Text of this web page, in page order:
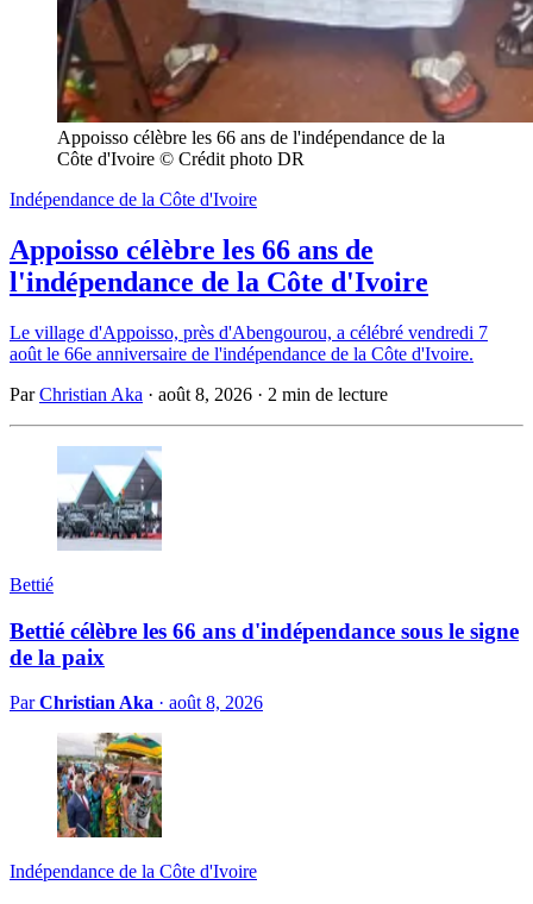
Appoisso célèbre les 66 ans de l'indépendance de la
Côte d'Ivoire © Crédit photo DR
Indépendance de la Côte d'Ivoire
Appoisso célèbre les 66 ans de
l'indépendance de la Côte d'Ivoire
Le village d'Appoisso, près d'Abengourou, a célébré vendredi 7
août le 66e anniversaire de l'indépendance de la Côte d'Ivoire.
ParChristian Aka · août 8, 2026 · 2 min de lecture
Bettié
Bettié célèbre les 66 ans d'indépendance sous le signe
de la paix
ParChristian Aka · août 8, 2026
Indépendance de la Côte d'Ivoire